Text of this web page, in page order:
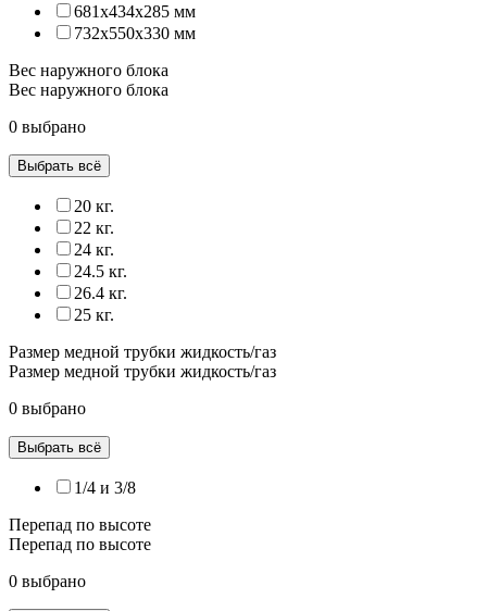
681x434x285 мм
732x550x330 мм
Вес наружного блока
Вес наружного блока
0 выбрано
Выбрать всё
20 кг.
22 кг.
24 кг.
24.5 кг.
26.4 кг.
25 кг.
Размер медной трубки жидкость/газ
Размер медной трубки жидкость/газ
0 выбрано
Выбрать всё
1/4 и 3/8
Перепад по высоте
Перепад по высоте
0 выбрано